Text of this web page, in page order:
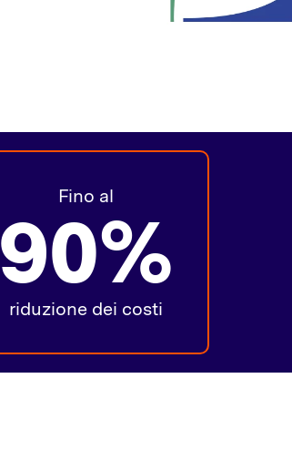
Fino al
90%
riduzione dei costi